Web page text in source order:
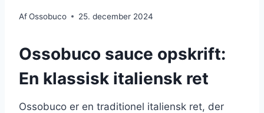
AfOssobuco 25. december 2024
Ossobuco sauce opskrift:
En klassisk italiensk ret
Ossobuco er en traditionel italiensk ret, der